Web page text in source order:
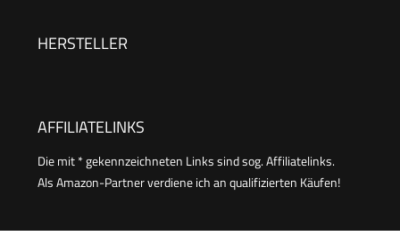
Steuerung, passiert 0,7 m schmale Stellen
HERSTELLER
AFFILIATELINKS
Die mit * gekennzeichneten Links sind sog. Affiliatelinks.
Als Amazon-Partner verdiene ich an qualifizierten Käufen!